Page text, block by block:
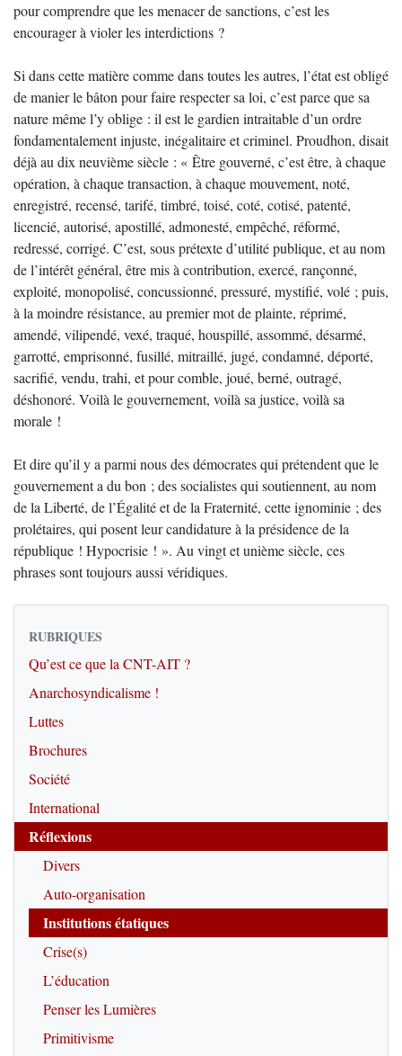
pour comprendre que les menacer de sanctions, c’est les
encourager à violer les interdictions ?
Si dans cette matière comme dans toutes les autres, l’état est obligé
de manier le bâton pour faire respecter sa loi, c’est parce que sa
nature même l’y oblige : il est le gardien intraitable d’un ordre
fondamentalement injuste, inégalitaire et criminel. Proudhon, disait
déjà au dix neuvième siècle : « Être gouverné, c’est être, à chaque
opération, à chaque transaction, à chaque mouvement, noté,
enregistré, recensé, tarifé, timbré, toisé, coté, cotisé, patenté,
licencié, autorisé, apostillé, admonesté, empêché, réformé,
redressé, corrigé. C’est, sous prétexte d’utilité publique, et au nom
de l’intérêt général, être mis à contribution, exercé, rançonné,
exploité, monopolisé, concussionné, pressuré, mystifié, volé ; puis,
à la moindre résistance, au premier mot de plainte, réprimé,
amendé, vilipendé, vexé, traqué, houspillé, assommé, désarmé,
garrotté, emprisonné, fusillé, mitraillé, jugé, condamné, déporté,
sacrifié, vendu, trahi, et pour comble, joué, berné, outragé,
déshonoré. Voilà le gouvernement, voilà sa justice, voilà sa
morale !
Et dire qu’il y a parmi nous des démocrates qui prétendent que le
gouvernement a du bon ; des socialistes qui soutiennent, au nom
de la Liberté, de l’Égalité et de la Fraternité, cette ignominie ; des
prolétaires, qui posent leur candidature à la présidence de la
république ! Hypocrisie ! ». Au vingt et unième siècle, ces
phrases sont toujours aussi véridiques.
RUBRIQUES
Qu’est ce que la CNT-AIT ?
Anarchosyndicalisme !
Luttes
Brochures
Société
International
Réflexions
Divers
Auto-organisation
Institutions étatiques
Crise(s)
L’éducation
Penser les Lumières
Primitivisme